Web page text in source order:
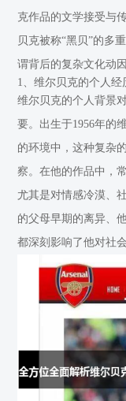
克作品的文学接受与
贝克被称“黑贝”的多
谓背后的复杂文化动因
1、维尔贝克的个人经
维尔贝克的个人背景
要。出生于1956年的
的环境中，这种复杂
察。在他的作品中，
尤其是对情感冷漠、
的父母早期的离异、
都深刻影响了他对社